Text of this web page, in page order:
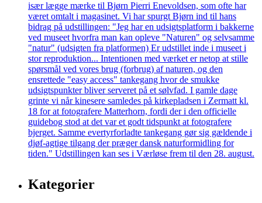
Kategorier